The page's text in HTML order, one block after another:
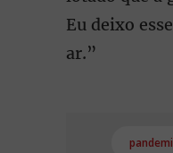
Eu deixo
ar.”